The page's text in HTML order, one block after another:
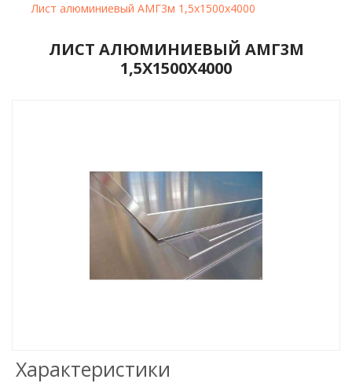
Лист алюминиевый АМГ3м 1,5х1500х4000
ЛИСТ АЛЮМИНИЕВЫЙ АМГ3М
1,5Х1500Х4000
Характеристики